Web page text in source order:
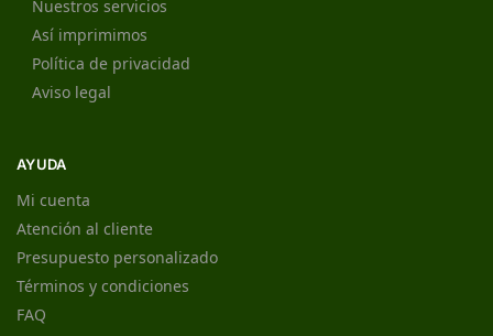
Nuestros servicios
Así imprimimos
Política de privacidad
Aviso legal
AYUDA
Mi cuenta
Atención al cliente
Presupuesto personalizado
Términos y condiciones
FAQ